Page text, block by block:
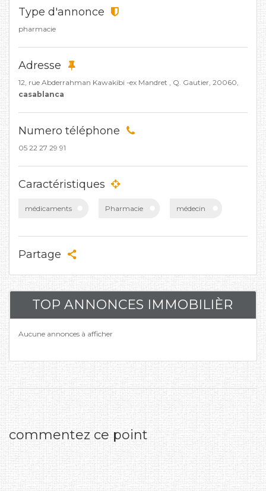
Type d'annonce
pharmacie
Adresse
12, rue Abderrahman Kawakibi -ex Mandret , Q. Gautier, 20060,
casablanca
Numero téléphone
05 22 27 29 91
Caractéristiques
médicaments Pharmacie médecin
Partage
TOP ANNONCES IMMOBILIÈR
Aucune annonces à afficher
commentez ce point